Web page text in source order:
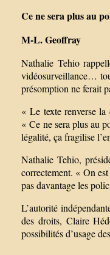
Ce ne sera plus au
M-L. Geoffray
Nathalie Tehio
vidéosurveillance…
présomption ne ferait
« Le texte renverse
« Ce ne sera plus au
légalité, ça fragilise
Nathalie Tehio,
correctement. « On
pas davantage les
L’autorité
des droits, Claire
possibilités d’usage